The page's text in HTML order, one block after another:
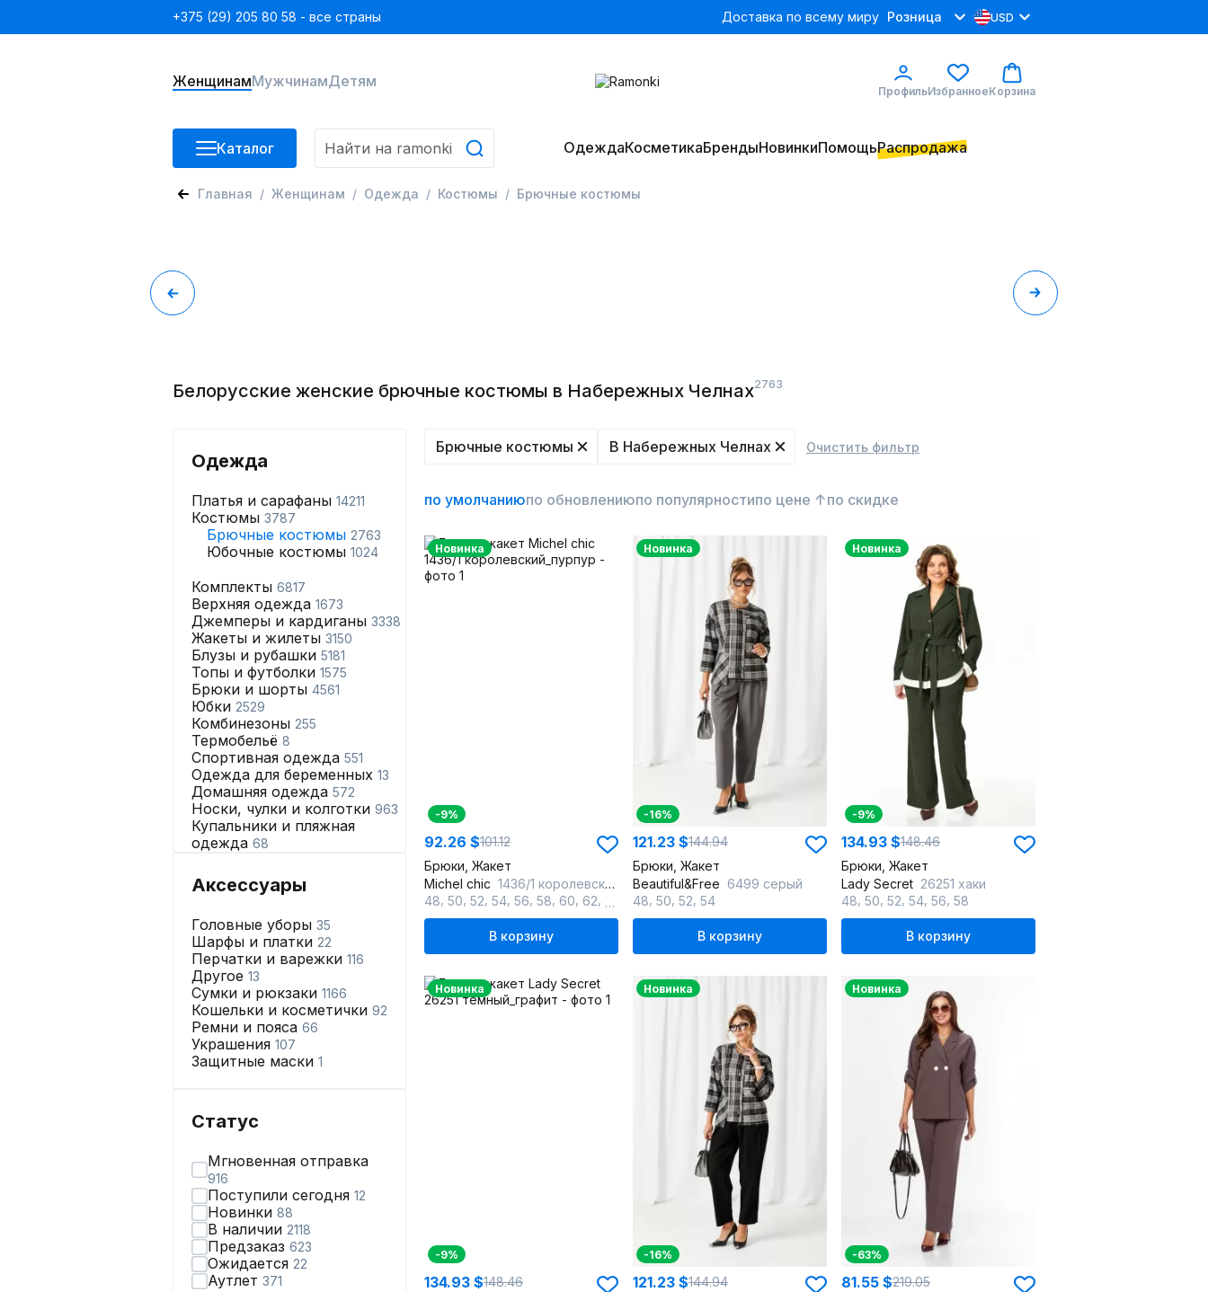
+375 (29) 205 80 58 - все страны Доставка по всему миру Розница USD
ЖенщинамМужчинамДетям
ПрофильИзбранноеКорзина
Каталог ОдеждаКосметикаБрендыНовинкиПомощьРаспродажа
Главная Женщинам Одежда Костюмы Брючные костюмы
Белорусские женские брючные костюмы в Набережных Челнах2763
Одежда
Платья и сарафаны 14211
Костюмы 3787
Брючные костюмы 2763
Юбочные костюмы 1024
Комплекты 6817
Верхняя одежда 1673
Джемперы и кардиганы 3338
Жакеты и жилеты 3150
Блузы и рубашки 5181
Топы и футболки 1575
Брюки и шорты 4561
Юбки 2529
Комбинезоны 255
Термобельё 8
Спортивная одежда 551
Одежда для беременных 13
Домашняя одежда 572
Носки, чулки и колготки 963
Купальники и пляжная
одежда 68
Аксессуары
Головные уборы 35
Шарфы и платки 22
Перчатки и варежки 116
Другое 13
Сумки и рюкзаки 1166
Кошельки и косметички 92
Ремни и пояса 66
Украшения 107
Защитные маски 1
Статус
Мгновенная отправка
916
Поступили сегодня 12
Новинки 88
В наличии 2118
Предзаказ 623
Ожидается 22
Аутлет 371
Брючные костюмы В Набережных Челнах Очистить фильтр
по умолчаниюпо обновлениюпо популярностипо цене ↑по скидке
Новинка
-9%
92.26 $101.12
Брюки, Жакет
Michel chic 1436/1 королевский_пурпур
48 50 52 54 56 58 60 62
В корзину
Новинка
-16%
121.23 $144.94
Брюки, Жакет
Beautiful&Free 6499 серый
48 50 52 54
В корзину
Новинка
-9%
134.93 $148.46
Брюки, Жакет
Lady Secret 26251 хаки
48 50 52 54 56 58
В корзину
Новинка
-9%
134.93 $148.46
Новинка
-16%
121.23 $144.94
Новинка
-63%
81.55 $219.05